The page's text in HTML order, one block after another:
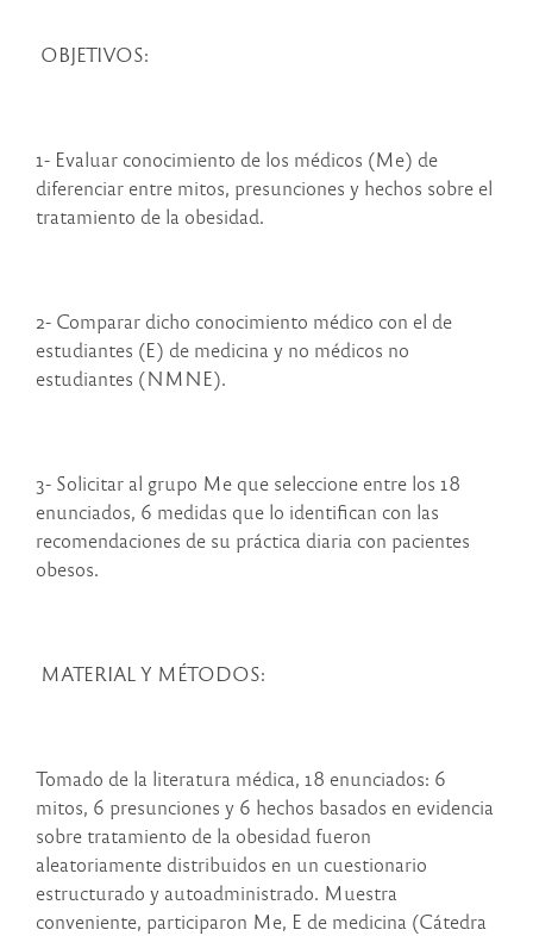
OBJETIVOS:
1- Evaluar conocimiento de los médicos (Me) de
diferenciar entre mitos, presunciones y hechos sobre el
tratamiento de la obesidad.
2- Comparar dicho conocimiento médico con el de
estudiantes (E) de medicina y no médicos no
estudiantes (NMNE).
3- Solicitar al grupo Me que seleccione entre los 18
enunciados, 6 medidas que lo identifican con las
recomendaciones de su práctica diaria con pacientes
obesos.
MATERIAL Y MÉTODOS:
Tomado de la literatura médica, 18 enunciados: 6
mitos, 6 presunciones y 6 hechos basados en evidencia
sobre tratamiento de la obesidad fueron
aleatoriamente distribuidos en un cuestionario
estructurado y autoadministrado. Muestra
conveniente, participaron Me, E de medicina (Cátedra